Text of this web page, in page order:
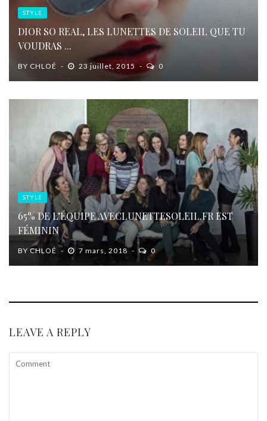
STYLE
DIOR SO REAL, LES LUNETTES DE SOLEIL QUE TU
VOUDRAS ...
BY CHLOÉ 23 juillet, 2015 0
STYLE
65% DE L’ÉQUIPE AVECLUNETTESOLEIL.FR EST
FÉMININ
BY CHLOÉ 7 mars, 2018 0
LEAVE A REPLY